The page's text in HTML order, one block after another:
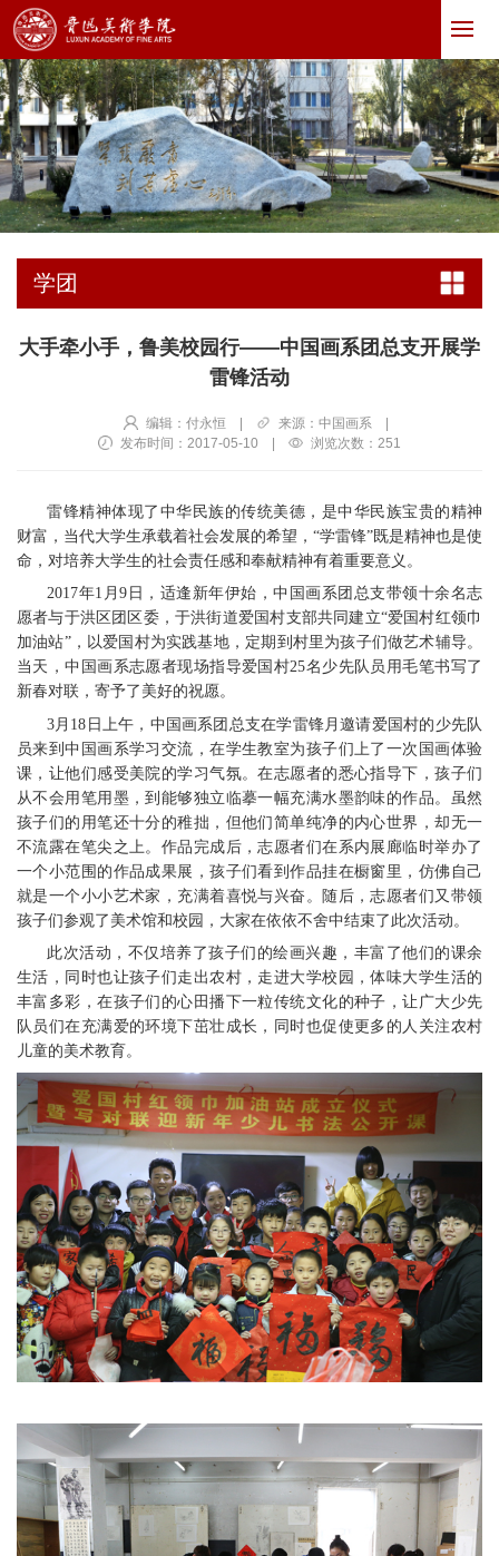
学团
大手牵小手，鲁美校园行——中国画系团总支开展学
雷锋活动
编辑：付永恒 | 来源：中国画系
|
发布时间：2017-05-10
| 浏览次数： 251
雷锋精神体现了中华民族的传统美德，是中华民族宝贵的精神
财富，当代大学生承载着社会发展的希望，“学雷锋”既是精神也是使
命，对培养大学生的社会责任感和奉献精神有着重要意义。
2017年1月9日，适逢新年伊始，中国画系团总支带领十余名志
愿者与于洪区团区委，于洪街道爱国村支部共同建立“爱国村红领巾
加油站”，以爱国村为实践基地，定期到村里为孩子们做艺术辅导。
当天，中国画系志愿者现场指导爱国村25名少先队员用毛笔书写了
新春对联，寄予了美好的祝愿。
3月18日上午，中国画系团总支在学雷锋月邀请爱国村的少先队
员来到中国画系学习交流，在学生教室为孩子们上了一次国画体验
课，让他们感受美院的学习气氛。在志愿者的悉心指导下，孩子们
从不会用笔用墨，到能够独立临摹一幅充满水墨韵味的作品。虽然
孩子们的用笔还十分的稚拙，但他们简单纯净的内心世界，却无一
不流露在笔尖之上。作品完成后，志愿者们在系内展廊临时举办了
一个小范围的作品成果展，孩子们看到作品挂在橱窗里，仿佛自己
就是一个小小艺术家，充满着喜悦与兴奋。随后，志愿者们又带领
孩子们参观了美术馆和校园，大家在依依不舍中结束了此次活动。
此次活动，不仅培养了孩子们的绘画兴趣，丰富了他们的课余
生活，同时也让孩子们走出农村，走进大学校园，体味大学生活的
丰富多彩，在孩子们的心田播下一粒传统文化的种子，让广大少先
队员们在充满爱的环境下茁壮成长，同时也促使更多的人关注农村
儿童的美术教育。